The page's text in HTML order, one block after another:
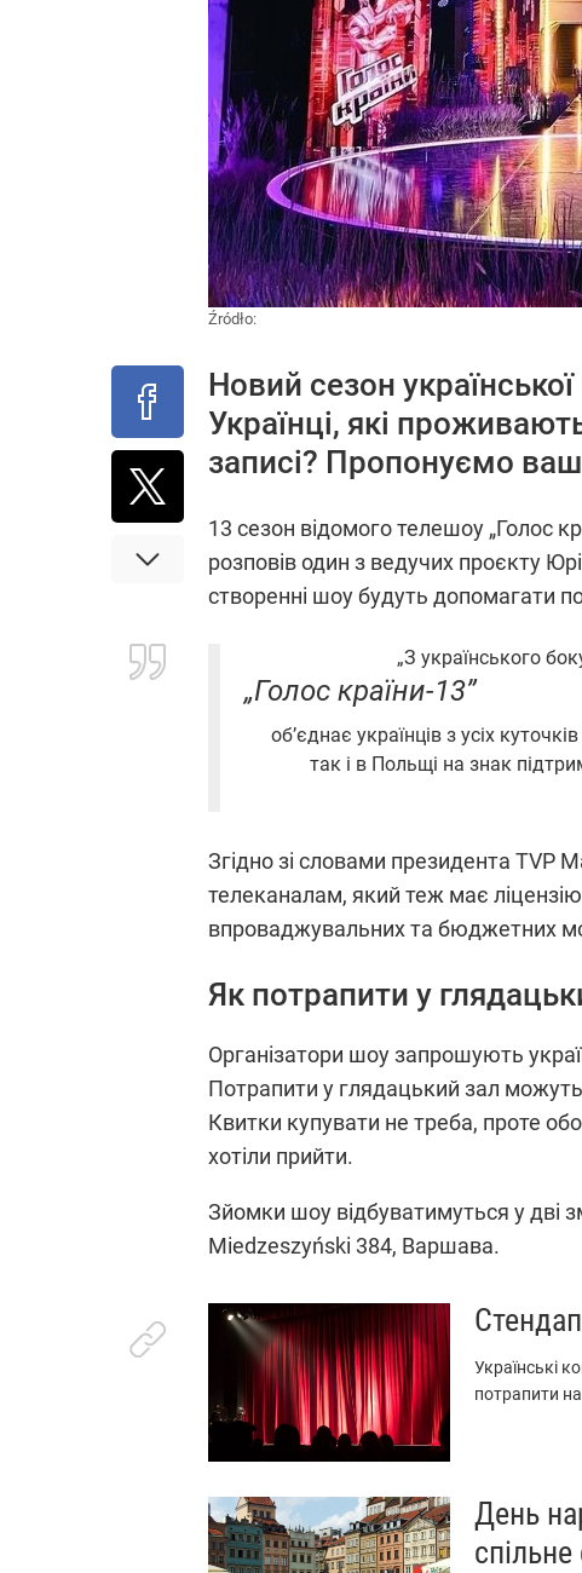
Źródło:
Новий сезон
Українці, які
записі? Пропонуємо
13 сезон відомого телешоу „Голос
розповів один з ведучих проєкту
створенні шоу будуть допомагати
„З українського
„Голос країни-13”
об’єднає українців з усіх
так і в Польщі на знак
Згідно зі словами президента
телеканалам, який теж має
впроваджувальних та бюджетних
Як потрапити у
Організатори шоу запрошують
Потрапити у глядацький зал можуть
Квитки купувати не треба, проте
хотіли прийти.
Зйомки шоу відбуватимуться у дві
Miedzeszyński 384, Варшава.
Українські
потрапити
День